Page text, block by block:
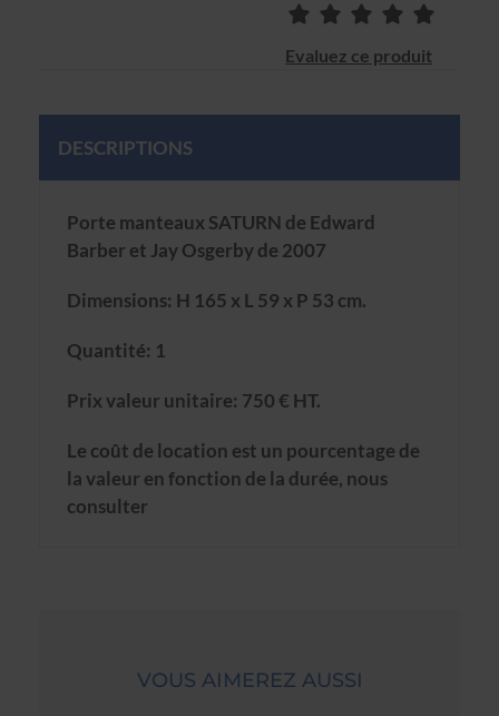
Evaluez ce produit
DESCRIPTIONS
Porte manteaux SATURN de Edward
Barber et Jay Osgerby de 2007
Dimensions: H 165 x L 59 x P 53 cm.
Quantité: 1
Prix valeur unitaire: 750 € HT.
Le coût de location est un pourcentage de
la valeur en fonction de la durée, nous
consulter
VOUS AIMEREZ AUSSI